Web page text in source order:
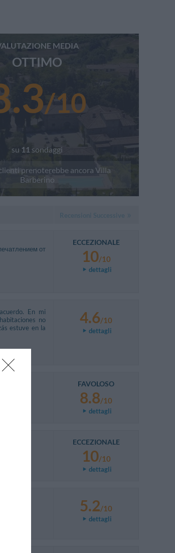
MEDIA
OTTIMO
/10
su 11 sondaggi
prenoterebbe ancora Villa
Barberino
от
ECCEZIONALE
10/10
dettagli
En mi
no
estuve en la
4.6/10
dettagli
FAVOLOSO
8.8/10
dettagli
ECCEZIONALE
10/10
dettagli
5.2/10
dettagli